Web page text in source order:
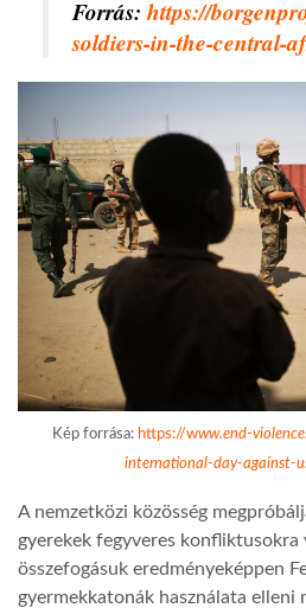
Forrás:https://
soldiers-in-the-central-
Kép forrása: https://www.end-
international-day-against-
A nemzetközi közösség
gyerekek fegyveres konfliktusokra
összefogásuk eredményeképpen
gyermekkatonák használata elleni